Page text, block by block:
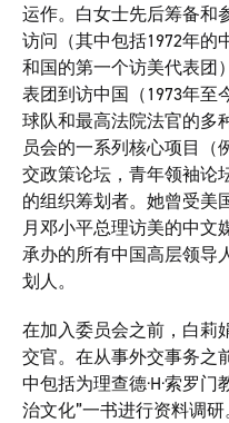
运作。白女士先后筹备和
访问（其中包括1972年
和国的第一个访美代表团
表团到访中国（1973年至
球队和最高法院法官的多
员会的一系列核心项目（
交政策论坛，青年领袖论
的组织筹划者。她曾受美
月邓小平总理访美的中文
承办的所有中国高层领导
划人。
在加入委员会之前，白莉
交官。在从事外交事务之
中包括为理查德·H·索罗
治文化”一书进行资料调研